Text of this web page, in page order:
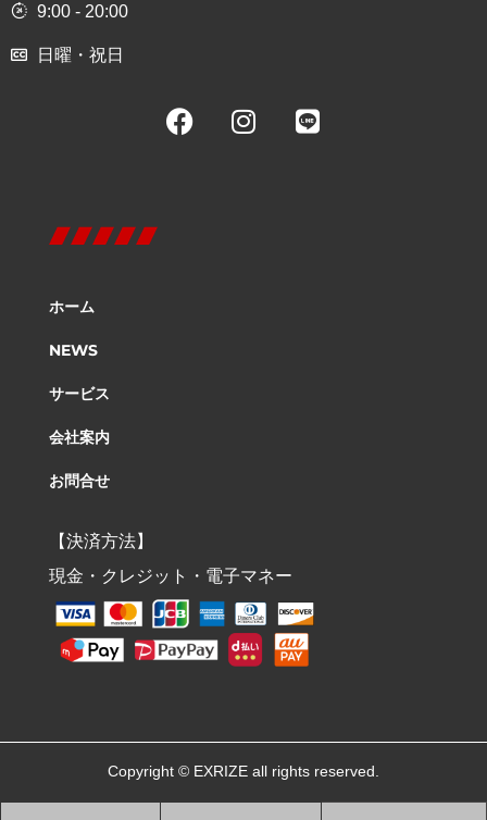
9:00 - 20:00
日曜・祝日
ホーム
NEWS
サービス
会社案内
お問合せ
【決済方法】
現金・クレジット・電子マネー
Copyright © EXRIZE all rights reserved.